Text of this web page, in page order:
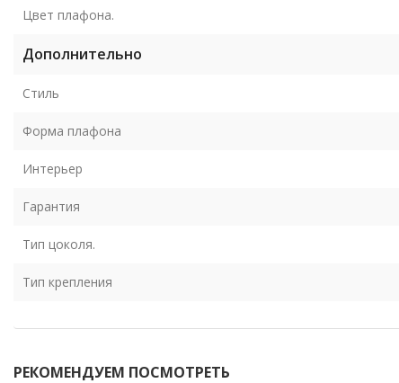
Цвет плафона.
Дополнительно
Стиль
Форма плафона
Интерьер
Гарантия
Тип цоколя.
Тип крепления
РЕКОМЕНДУЕМ ПОСМОТРЕТЬ